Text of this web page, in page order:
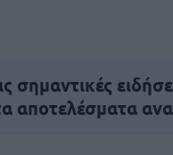
σημαντικές
αποτελέσματα